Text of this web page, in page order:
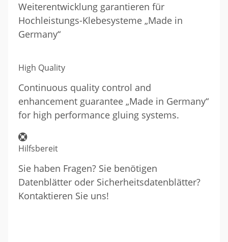
Weiterentwicklung garantieren für
Hochleistungs-Klebesysteme „Made in
Germany“
High Quality
Continuous quality control and
enhancement guarantee „Made in Germany“
for high performance gluing systems.
Hilfsbereit
Sie haben Fragen? Sie benötigen
Datenblätter oder Sicherheitsdatenblätter?
Kontaktieren Sie uns!